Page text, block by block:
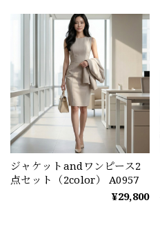
ジャケットandワンピース2
点セット（2color） A0957
¥29,800